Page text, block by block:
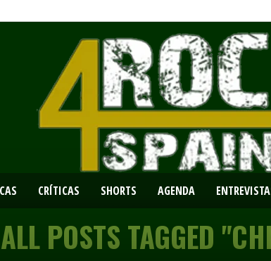
CRÍTICAS SHORTS AGENDA
ALL POSTS TAGGED